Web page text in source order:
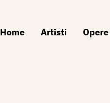
Home Artisti Opere